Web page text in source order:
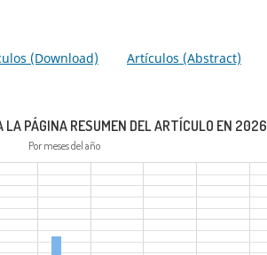
(Download) Artículos (Abstract)
LA PÁGINA RESUMEN DEL ARTÍCULO EN 2026
Por meses del año